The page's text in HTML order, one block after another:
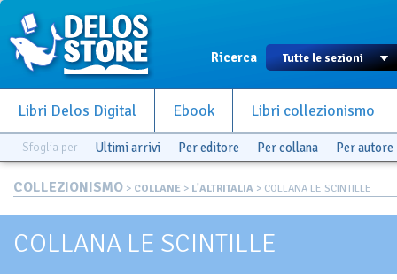
Ricerca
Libri Delos Digital Ebook Libri collezionismo
Sfoglia per Ultimi arrivi Per editore Per collana Per autore
COLLEZIONISMO > COLLANE > L'ALTRITALIA > COLLANA LE SCINTILLE
COLLANA LE SCINTILLE